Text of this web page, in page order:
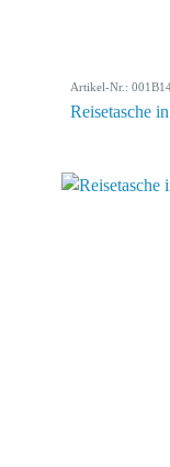
Artikel-Nr.:
Reisetasche